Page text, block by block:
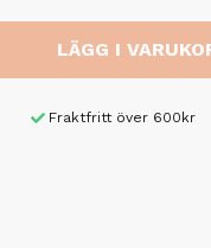
LÄGG I
Fraktfritt över 600kr